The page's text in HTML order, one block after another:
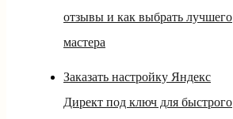
отзывы и как выбрать лучшего
мастера
Заказать настройку Яндекс
Директ под ключ для быстрого